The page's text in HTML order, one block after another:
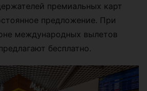
премиальных карт
предложение. При
международных вылетов
бесплатно.